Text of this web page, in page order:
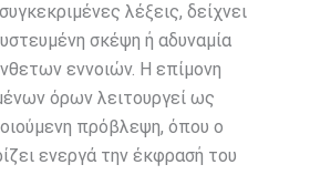
λέξεις, δείχνει
σκέψη ή αδυναμία
εννοιών. Η επίμονη
όρων λειτουργεί ως
πρόβλεψη, όπου ο
ενεργά την έκφρασή του